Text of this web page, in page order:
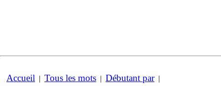
Accueil | Tous les mots | Débutant par|